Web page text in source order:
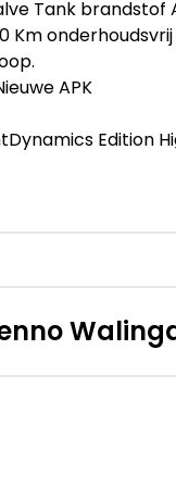
Tank
Km
APK
Edition
Edition